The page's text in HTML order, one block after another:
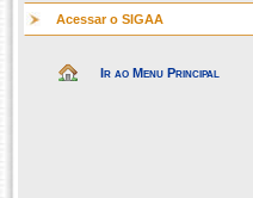
Acessar o SIGAA
Ir ao Menu Principal